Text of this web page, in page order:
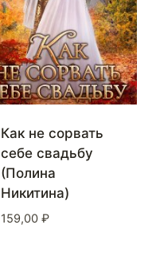
Как не сорвать
себе свадьбу
(Полина
Никитина)
159,00 ₽